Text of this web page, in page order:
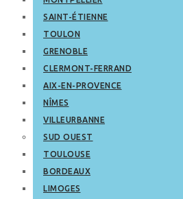
SAINT-ÉTIENNE
TOULON
GRENOBLE
CLERMONT-FERRAND
AIX-EN-PROVENCE
NÎMES
VILLEURBANNE
SUD OUEST
TOULOUSE
BORDEAUX
LIMOGES